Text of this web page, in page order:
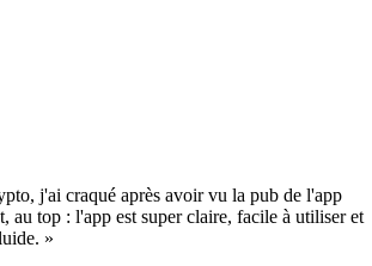
j'ai craqué après avoir vu la pub de l'app
au top : l'app est super claire, facile à utiliser et
»